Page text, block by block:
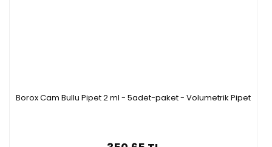
Borox Cam Bullu Pipet 2 ml - 5adet-paket - Volumetrik Pipet